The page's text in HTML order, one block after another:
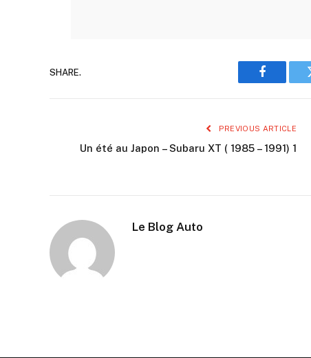
SHARE.
Facebook
PREVIOUS ARTICLE
Un été au Japon – Subaru XT ( 1985 – 1991) 1
Le Blog Auto